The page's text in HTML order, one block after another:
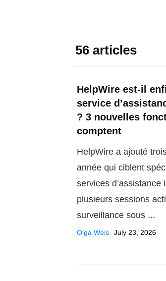
56 articles
HelpWire est-il
service
? 3 nouvelles
comptent
HelpWire a ajouté
année qui ciblent
services d’assistance
plusieurs sessions
surveillance sous ...
Olga Weis July 23, 2026